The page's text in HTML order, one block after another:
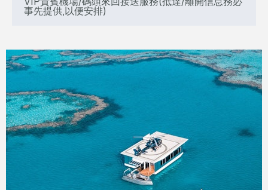
事先提供,以便安排)